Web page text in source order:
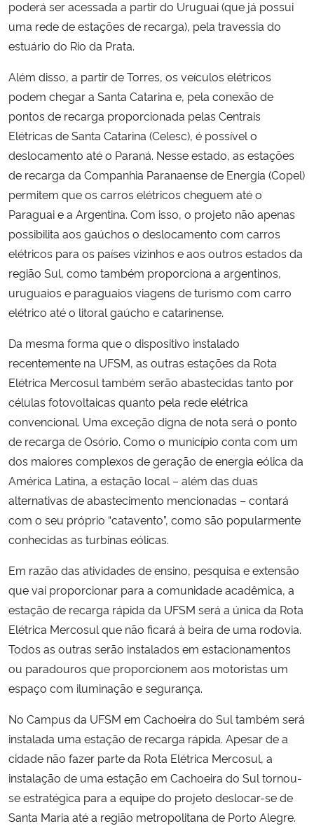
poderá ser acessada a partir do Uruguai (que já possui
uma rede de estações de recarga), pela travessia do
estuário do Rio da Prata.
Além disso, a partir de Torres, os veículos elétricos
podem chegar a Santa Catarina e, pela conexão de
pontos de recarga proporcionada pelas Centrais
Elétricas de Santa Catarina (Celesc), é possível o
deslocamento até o Paraná. Nesse estado, as estações
de recarga da Companhia Paranaense de Energia (Copel)
permitem que os carros elétricos cheguem até o
Paraguai e a Argentina. Com isso, o projeto não apenas
possibilita aos gaúchos o deslocamento com carros
elétricos para os países vizinhos e aos outros estados da
região Sul, como também proporciona a argentinos,
uruguaios e paraguaios viagens de turismo com carro
elétrico até o litoral gaúcho e catarinense.
Da mesma forma que o dispositivo instalado
recentemente na UFSM, as outras estações da Rota
Elétrica Mercosul também serão abastecidas tanto por
células fotovoltaicas quanto pela rede elétrica
convencional. Uma exceção digna de nota será o ponto
de recarga de Osório. Como o município conta com um
dos maiores complexos de geração de energia eólica da
América Latina, a estação local – além das duas
alternativas de abastecimento mencionadas – contará
com o seu próprio “catavento”, como são popularmente
conhecidas as turbinas eólicas.
Em razão das atividades de ensino, pesquisa e extensão
que vai proporcionar para a comunidade acadêmica, a
estação de recarga rápida da UFSM será a única da Rota
Elétrica Mercosul que não ficará à beira de uma rodovia.
Todos as outras serão instalados em estacionamentos
ou paradouros que proporcionem aos motoristas um
espaço com iluminação e segurança.
No Campus da UFSM em Cachoeira do Sul também será
instalada uma estação de recarga rápida. Apesar de a
cidade não fazer parte da Rota Elétrica Mercosul, a
instalação de uma estação em Cachoeira do Sul tornou-
se estratégica para a equipe do projeto deslocar-se de
Santa Maria até a região metropolitana de Porto Alegre.